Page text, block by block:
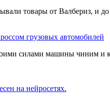
товары от Валбериз, и
грузовых автомобилей
силами машины чиним и
на нейросетях.